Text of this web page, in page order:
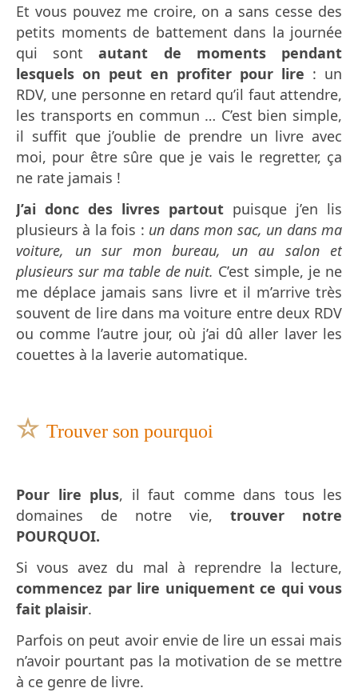
Et vous pouvez me croire, on a sans cesse des
petits moments de battement dans la journée
qui sontautant de moments pendant
lesquels on peut en profiter pour lire : un
RDV, une personne en retard qu’il faut attendre,
les transports en commun … C’est bien simple,
il suffit que j’oublie de prendre un livre avec
moi, pour être sûre que je vais le regretter, ça
ne rate jamais !
J’ai donc des livres partout puisque j’en lis
plusieurs à la fois : un dans mon sac, un dans ma
voiture, un sur mon bureau, un au salon et
plusieurs sur ma table de nuit. C’est simple, je ne
me déplace jamais sans livre et il m’arrive très
souvent de lire dans ma voiture entre deux RDV
ou comme l’autre jour, où j’ai dû aller laver les
couettes à la laverie automatique.
☆ Trouver son pourquoi
Pour lire plus, il faut comme dans tous les
domaines de notre vie, trouver notre
POURQUOI.
Si vous avez du mal à reprendre la lecture,
commencez par lire uniquement ce qui vous
fait plaisir.
Parfois on peut avoir envie de lire un essai mais
n’avoir pourtant pas la motivation de se mettre
à ce genre de livre.